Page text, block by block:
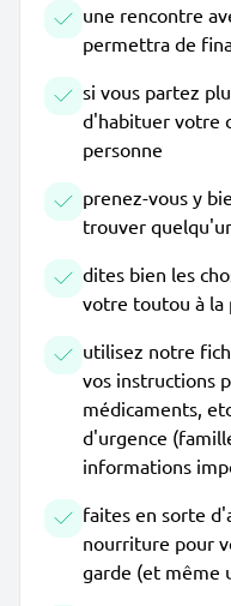
une rencontre
permettra de
si vous partez
d'habituer votre
personne
prenez-vous y
trouver
dites bien les
votre toutou à la
utilisez notre
vos instructions
médicaments,
d'urgence
informations
faites en sorte
nourriture pour
garde (et même